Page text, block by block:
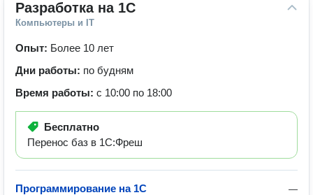
Разработка на 1C
Компьютеры и IT
Опыт: Более 10 лет
Дни работы: по будням
Время работы: с 10:00 по 18:00
Бесплатно
Перенос баз в 1С:Фреш
—
Программирование на 1C